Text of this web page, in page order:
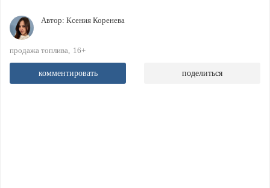
Автор: Ксения Коренева
продажа топлива 16+
комментировать поделиться